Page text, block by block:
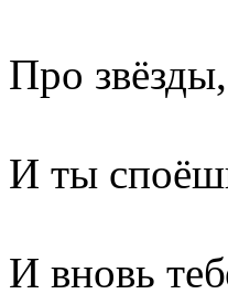
Про
И ты
И вновь